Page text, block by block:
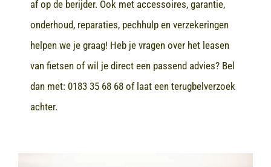
af op de berijder. Ook met accessoires, garantie,
onderhoud, reparaties, pechhulp en verzekeringen
helpen we je graag! Heb je vragen over het leasen
van fietsen of wil je direct een passend advies? Bel
dan met: 0183 35 68 68of laat een terugbelverzoek
achter.